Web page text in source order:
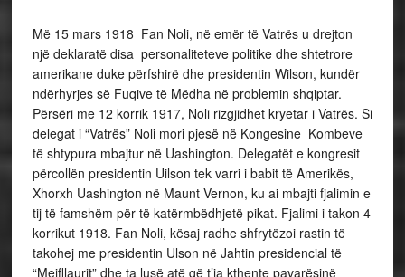
Më 15 mars 1918 Fan Noli, në emër të Vatrës u drejton
një deklaratë disa personaliteteve politike dhe shtetrore
amerikane duke përfshirë dhe presidentin Wilson, kundër
ndërhyrjes së Fuqive të Mëdha në problemin shqiptar.
Përsëri me 12 korrik 1917, Noli rizgjidhet kryetar i Vatrës. Si
delegat i “Vatrës” Noli mori pjesë në Kongesine Kombeve
të shtypura mbajtur në Uashington. Delegatët e kongresit
përcollën presidentin Uilson tek varri i babit të Amerikës,
Xhorxh Uashington në Maunt Vernon, ku ai mbajti fjalimin e
tij të famshëm për të katërmbëdhjetë pikat. Fjalimi i takon 4
korrikut 1918. Fan Noli, kësaj radhe shfrytëzoi rastin të
takohej me presidentin Ulson në Jahtin presidencial të
“Mejfllaurit” dhe ta lusë atë që t’ia kthente pavarësinë